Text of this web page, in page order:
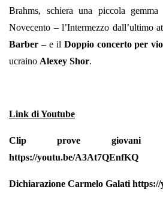
Brahms, schiera una piccola
Novecento – l’Intermezzo dall’ultimo
Barber – e il Doppio concerto per
ucraino Alexey Shor.
Link di Youtube
Clip prove giovani
https://youtu.be/A3At7QEnfKQ
Dichiarazione Carmelo Galati